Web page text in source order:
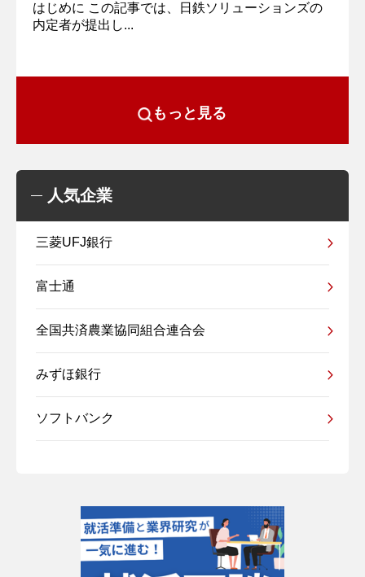
はじめに この記事では、日鉄ソリューションズの
内定者が提出し...
もっと見る
人気企業
三菱UFJ銀行
富士通
全国共済農業協同組合連合会
みずほ銀行
ソフトバンク